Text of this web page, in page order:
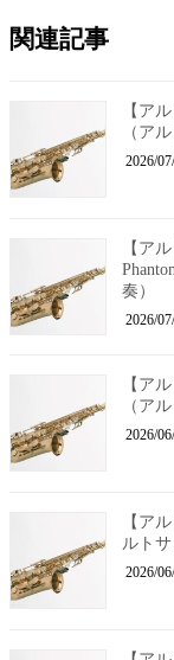
関連記事
【ア
（ア
2026/
【ア
奏）
2026/
【ア
（ア
2026/
【ア
ルト
2026/